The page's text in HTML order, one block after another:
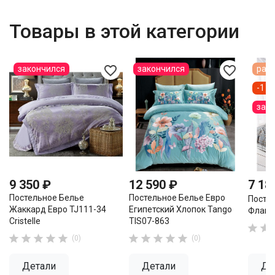
Товары в этой категории
favorite_border
9 350 ₽
Постельное Белье
Жаккард Евро TJ111-34
Cristelle
     (0)
Детали
закончился favorite_border
12 590 ₽
Постельное Белье Евро
Египетский Хлопок Tango
TIS07-863
     (0)
Детали
закончился
7
 
-1